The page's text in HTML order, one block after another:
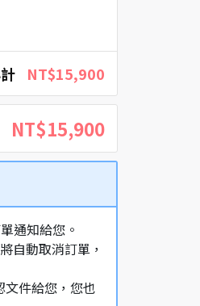
NT$15,900
NT$15,900
通知給您。
自動取消訂單，
件給您，您也